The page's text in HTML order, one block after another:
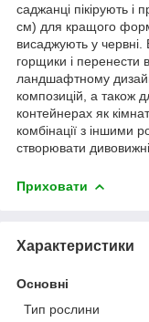
саджанці пікірують
см) для кращого
висаджують у
горщики і перенести
ландшафтному
композицій, а також
контейнерах як
комбінації з іншими
створювати
Приховати
Характеристики
Основні
Тип рослини